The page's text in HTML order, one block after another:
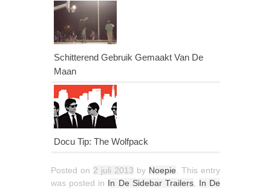
Schitterend Gebruik Gemaakt Van De
Maan
Docu Tip: The Wolfpack
Posted on 2 juli 2013 by Noepie . This entry
was posted in In De Sidebar Trailers, In De